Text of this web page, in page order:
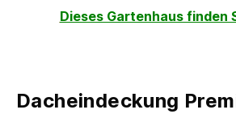
Dieses Gartenhaus finden
Dacheindeckung